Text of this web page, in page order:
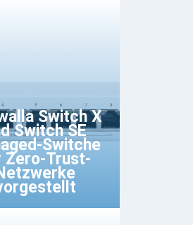
Switch X
Switch SE
Switche
Zero-Trust-